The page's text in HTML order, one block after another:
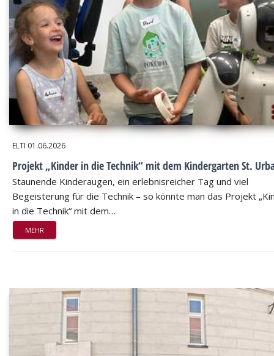
ELTI 01.06.2026
Projekt „Kinder in die Technik“ mit dem Kindergarten St.
Staunende Kinderaugen, ein erlebnisreicher Tag und viel
Begeisterung für die Technik – so könnte man das Projekt
in die Technik“ mit dem…
MEHR